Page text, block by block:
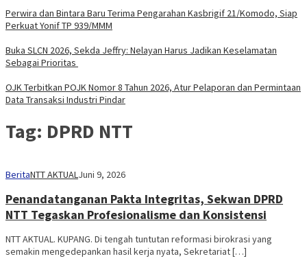
Perwira dan Bintara Baru Terima Pengarahan Kasbrigif 21/Komodo, Siap
Perkuat Yonif TP 939/MMM
Buka SLCN 2026, Sekda Jeffry: Nelayan Harus Jadikan Keselamatan
Sebagai Prioritas
OJK Terbitkan POJK Nomor 8 Tahun 2026, Atur Pelaporan dan Permintaan
Data Transaksi Industri Pindar
Tag: DPRD NTT
BeritaNTT AKTUALJuni 9, 2026
Penandatanganan Pakta Integritas, Sekwan DPRD
NTT Tegaskan Profesionalisme dan Konsistensi
NTT AKTUAL. KUPANG. Di tengah tuntutan reformasi birokrasi yang
semakin mengedepankan hasil kerja nyata, Sekretariat […]